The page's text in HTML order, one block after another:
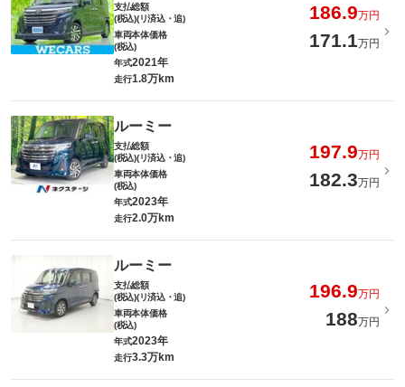
支払総額
(税込)(リ済込・追)
186.9万円
車両本体価格
(税込)
171.1万円
年式2021年
走行1.8万km
ルーミー
支払総額
(税込)(リ済込・追)
197.9万円
車両本体価格
(税込)
182.3万円
年式2023年
走行2.0万km
ルーミー
支払総額
(税込)(リ済込・追)
196.9万円
車両本体価格
(税込)
188万円
年式2023年
走行3.3万km